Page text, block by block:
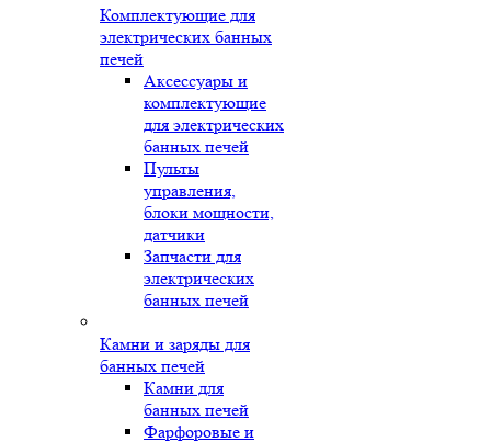
Комплектующие для
электрических банных
печей
Аксессуары и
комплектующие
для электрических
банных печей
Пульты
управления,
блоки мощности,
датчики
Запчасти для
электрических
банных печей
Камни и заряды для
банных печей
Камни для
банных печей
Фарфоровые и